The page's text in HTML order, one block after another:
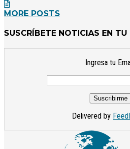
MORE POSTS
SUSCRÍBETE NOTICIAS EN TU
Ingresa tu
Delivered by